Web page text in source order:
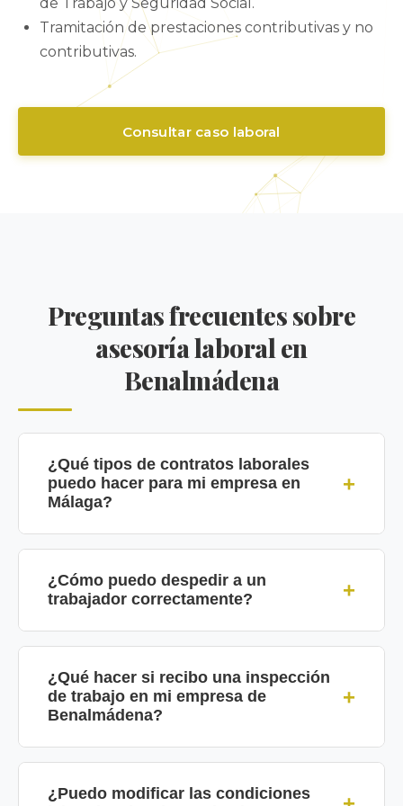
de Trabajo y Seguridad Social.
Tramitación de prestaciones contributivas y no
contributivas.
Consultar caso laboral
Preguntas frecuentes sobre
asesoría laboral en
Benalmádena
¿Qué tipos de contratos laborales
puedo hacer para mi empresa en
Málaga?
En España existen varios tipos de
contratos: indefinidos, temporales, de
formación, a tiempo parcial, etc. En
nuestra asesoría laboral en
contrato más adecuado según tus
necesidades, cumpliendo toda la
bonificaciones disponibles.
¿Cómo puedo despedir a un
trabajador correctamente?
El despido debe estar correctamente
fundamentado y documentado para
evitar problemas legales. Te
asesoramos en despidos disciplinarios,
objetivos, colectivos y EREs, calculamos
¿Qué hacer si recibo una inspección
de trabajo en mi empresa de
Benalmádena?
Las inspecciones de trabajo pueden
derivar en sanciones importantes si no
¿Puedo modificar las condiciones